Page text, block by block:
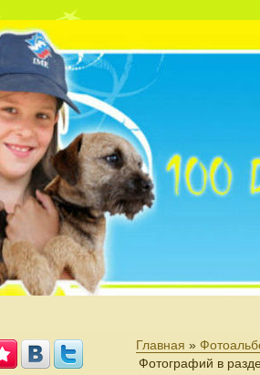
Главная »
Фотографий в